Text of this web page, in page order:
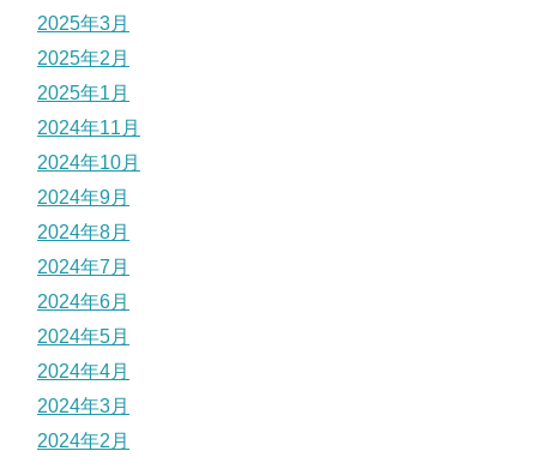
2025年3月
2025年2月
2025年1月
2024年11月
2024年10月
2024年9月
2024年8月
2024年7月
2024年6月
2024年5月
2024年4月
2024年3月
2024年2月